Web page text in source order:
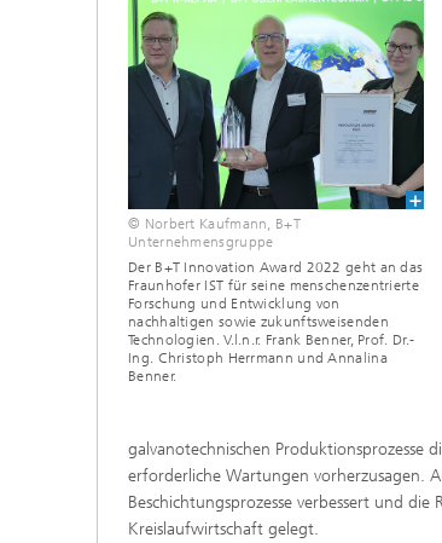
© Norbert Kaufmann, B+T
Unternehmensgruppe
Der B+T Innovation Award 2022 geht an das
Fraunhofer IST für seine menschenzentrierte
Forschung und Entwicklung von
nachhaltigen sowie zukunftsweisenden
Technologien. V.l.n.r. Frank Benner, Prof. Dr.-
Ing. Christoph Herrmann und Annalina
Benner.
galvanotechnischen Produktionsprozesse
erforderliche Wartungen vorherzusagen.
Beschichtungsprozesse verbessert und
Kreislaufwirtschaft gelegt.